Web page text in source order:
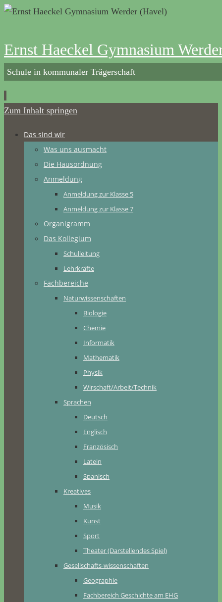
Ernst Haeckel Gymnasium
Schule in kommunaler Trägerschaft
Zum Inhalt springen
Das sind wir
Was uns ausmacht
Die Hausordnung
Anmeldung
Anmeldung zur Klasse 5
Anmeldung zur Klasse 7
Organigramm
Das Kollegium
Schulleitung
Lehrkräfte
Fachbereiche
Naturwissenschaften
Biologie
Chemie
Informatik
Mathematik
Physik
Wirschaft/Arbeit/Technik
Sprachen
Deutsch
Englisch
Französisch
Latein
Spanisch
Kreatives
Musik
Kunst
Sport
Theater (Darstellendes Spiel)
Gesellschafts-wissenschaften
Geographie
Fachbereich Geschichte am EHG